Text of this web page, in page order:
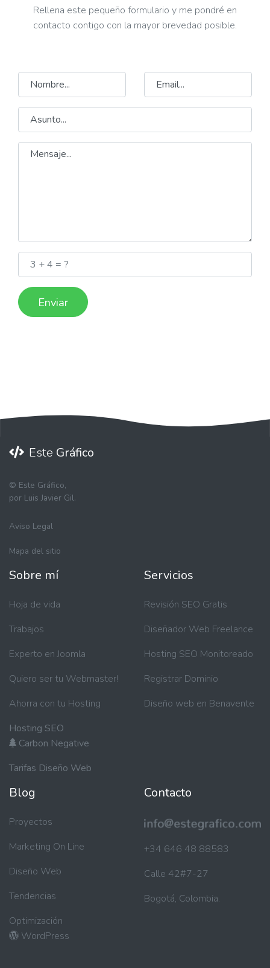
Rellena este pequeño formulario y me pondré en
contacto contigo con la mayor brevedad posible.
Este Gráfico
© Este Gráfico,
por Luis Javier Gil.
Aviso Legal
Mapa del sitio
Sobre mí
Hoja de vida
Trabajos
Experto en Joomla
Quiero ser tu Webmaster!
Ahorra con tu Hosting
Hosting SEO
Carbon Negative
Tarifas Diseño Web
Servicios
Revisión SEO Gratis
Diseñador Web Freelance
Hosting SEO Monitoreado
Registrar Dominio
Diseño web en Benavente
Blog
Proyectos
Marketing On Line
Diseño Web
Tendencias
Optimización
WordPress
Contacto
+34 646 48 88583
Calle 42#7-27
Bogotá, Colombia.